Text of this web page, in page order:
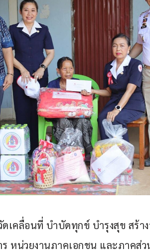
เคลื่อนที่ บำบัดทุกข์ บำรุงสุข สร้า
หน่วยงานภาคเอกชน และภาคส่ว